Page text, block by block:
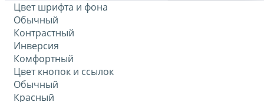
Цвет шрифта и фона
Обычный
Контрастный
Инверсия
Комфортный
Цвет кнопок и ссылок
Обычный
Красный